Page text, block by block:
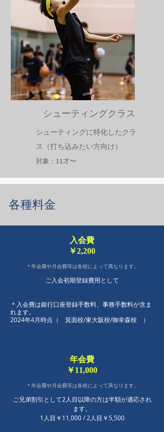
​シューティングクラス
シューティングに特化したクラ
ス（打ち込みたい方向け）
対象：11才〜
各種料金
​入会費
​￥2,200
＊年会費や月会費等は​各校によって異なります。
​ご入会初期登録費用として
​＊入会費は銀行口座登録手数料、事務手数料が含ま
れます。
​2024年4月時点（ 箕面校/東大阪校/御幸森校 ）
​年会費
​￥11,000
＊年会費や月会費等は​各校によって異なります。
​ご兄弟割引として2人目以降の方は半額が適応され
ます。
1人目￥11,000 / 2人目￥5,500